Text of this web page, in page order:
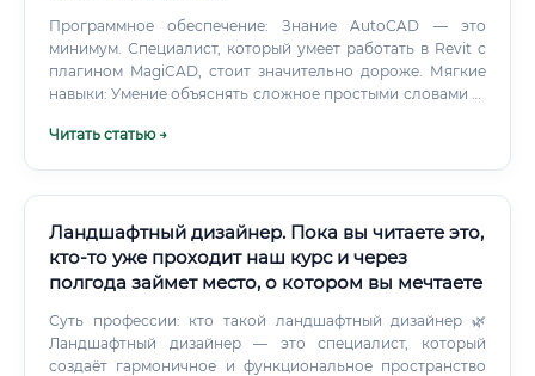
Программное обеспечение: Знание AutoCAD — это
минимум. Специалист, который умеет работать в Revit с
плагином MagiCAD, стоит значительно дороже. Мягкие
навыки: Умение объяснять сложное простыми словами —
балансировочный клапан.
Читать статью →
Ландшафтный дизайнер. Пока вы читаете это,
кто-то уже проходит наш курс и через
полгода займет место, о котором вы мечтаете
Суть профессии: кто такой ландшафтный дизайнер 🌿
Ландшафтный дизайнер — это специалист, который
создаёт гармоничное и функциональное пространство